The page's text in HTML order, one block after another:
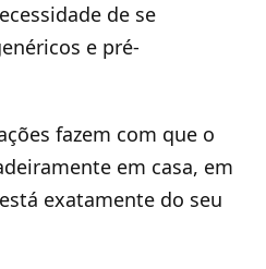
de se
e pré-
fazem com que o
em casa, em
exatamente do seu